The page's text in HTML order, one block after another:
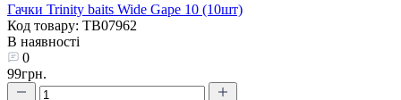
Гачки Trinity baits Wide Gape 10 (10шт)
Код товару: TB07962
В наявності
0
99грн.